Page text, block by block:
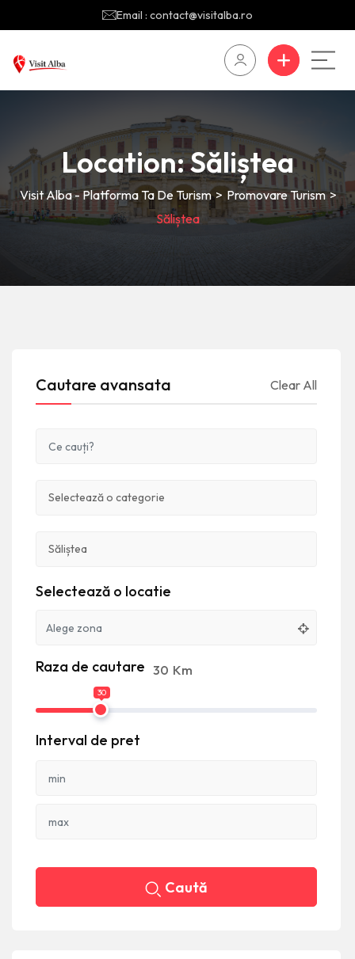
Email : contact@visitalba.ro
Location:Săliștea
Visit Alba - Platforma Ta De Turism> Promovare Turism>
Săliștea
Cautare avansata Clear All
Selectează o locatie
Raza de cautare 30 Km
30
Interval de pret
Caută